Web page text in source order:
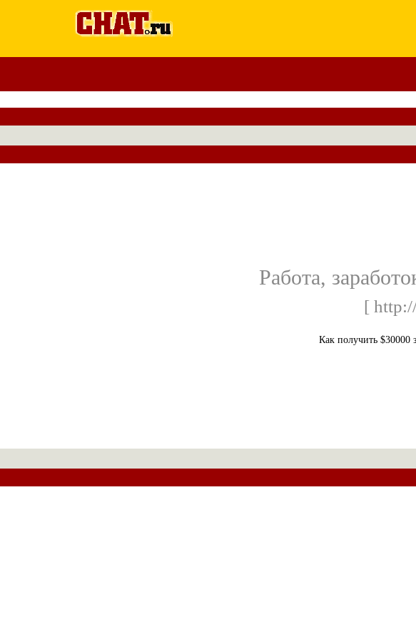
Работа,
[
Как получить $30000